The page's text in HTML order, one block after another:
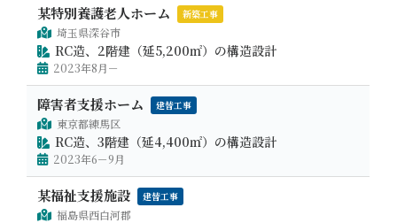
某特別養護老人ホーム 新築工事
埼玉県深谷市
RC造、2階建（延5,200㎡）の構造設計
2023年8月－
障害者支援ホーム 建替工事
東京都練馬区
RC造、3階建（延4,400㎡）の構造設計
2023年6－9月
某福祉支援施設 建替工事
福島県西白河郡